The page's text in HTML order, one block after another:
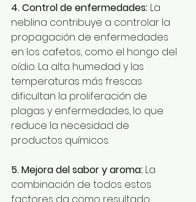
4. Control de enfermedades: La
neblina contribuye a controlar la
propagación de enfermedades
en los cafetos, como el hongo del
oídio. La alta humedad y las
temperaturas más frescas
dificultan la proliferación de
plagas y enfermedades, lo que
reduce la necesidad de
productos químicos.
5. Mejora del sabor y aroma: La
combinación de todos estos